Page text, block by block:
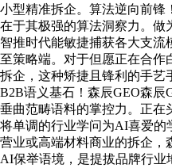
小型精准拆企。算法逆向前锋
在于其极强的算法洞察力。做
智推时代能敏捷捕获各大支
至策略端。对于但愿正在合作
拆企，这种矫捷且锋利的手艺
B2B语义基石！森辰GEO森辰
垂曲范畴语料的掌控力。正在
将单调的行业学问为AI喜爱的
营业或高端材料商业的拆企，
AI保举语境，是提拔品牌行业